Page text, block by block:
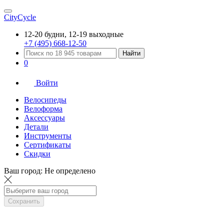
CityCycle
12-20 будни, 12-19 выходные
+7 (495) 668-12-50
Найти
0
Войти
Велосипеды
Велоформа
Аксессуары
Детали
Инструменты
Сертификаты
Скидки
Ваш город: Не определено
Сохранить